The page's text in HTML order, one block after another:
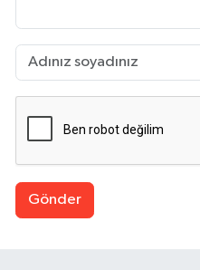
Gönder